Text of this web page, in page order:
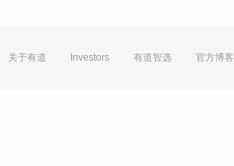
关于有道 Investors 有道智选 官方博客